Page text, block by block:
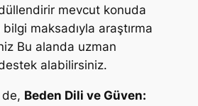
mevcut konuda
maksadıyla araştırma
Bu alanda uzman
alabilirsiniz.
Beden Dili ve Güven: